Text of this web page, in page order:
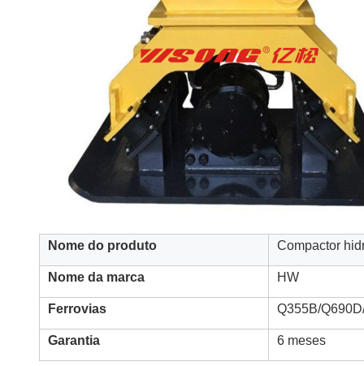
Nome do produto Compactor
Nome da marca HW
Ferrovias Q355B/
Garantia 6 meses